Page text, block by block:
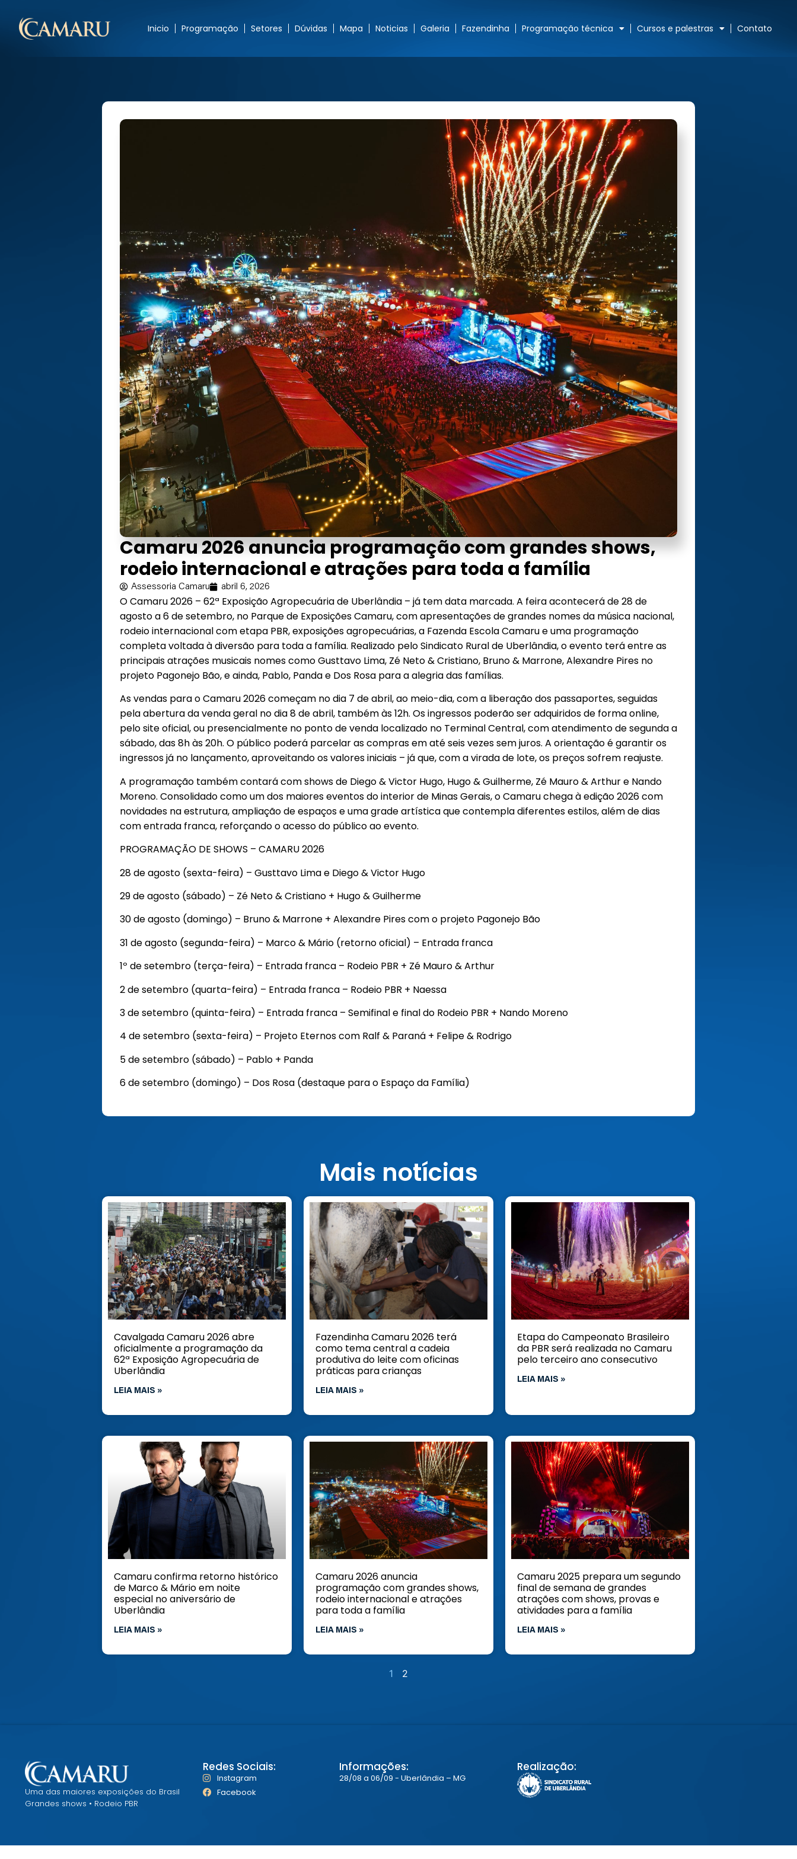
Inicio Programação Setores Dúvidas Mapa Noticias Galeria Fazendinha Programação técnica Cursos e palestras Contato
Camaru 2026 anuncia programação com grandes shows,
rodeio internacional e atrações para toda a família
Assessoria Camaru abril 6, 2026
O Camaru 2026 – 62ª Exposição Agropecuária de Uberlândia – já tem data marcada. A feira acontecerá de 28 de
agosto a 6 de setembro, no Parque de Exposições Camaru, com apresentações de grandes nomes da música nacional,
rodeio internacional com etapa PBR, exposições agropecuárias, a Fazenda Escola Camaru e uma programação
completa voltada à diversão para toda a família. Realizado pelo Sindicato Rural de Uberlândia, o evento terá entre as
principais atrações musicais nomes como Gusttavo Lima, Zé Neto & Cristiano, Bruno & Marrone, Alexandre Pires no
projeto Pagonejo Bão, e ainda, Pablo, Panda e Dos Rosa para a alegria das famílias.
As vendas para o Camaru 2026 começam no dia 7 de abril, ao meio-dia, com a liberação dos passaportes, seguidas
pela abertura da venda geral no dia 8 de abril, também às 12h. Os ingressos poderão ser adquiridos de forma online,
pelo site oficial, ou presencialmente no ponto de venda localizado no Terminal Central, com atendimento de segunda a
sábado, das 8h às 20h. O público poderá parcelar as compras em até seis vezes sem juros. A orientação é garantir os
ingressos já no lançamento, aproveitando os valores iniciais – já que, com a virada de lote, os preços sofrem reajuste.
A programação também contará com shows de Diego & Victor Hugo, Hugo & Guilherme, Zé Mauro & Arthur e Nando
Moreno. Consolidado como um dos maiores eventos do interior de Minas Gerais, o Camaru chega à edição 2026 com
novidades na estrutura, ampliação de espaços e uma grade artística que contempla diferentes estilos, além de dias
com entrada franca, reforçando o acesso do público ao evento.
PROGRAMAÇÃO DE SHOWS – CAMARU 2026
28 de agosto (sexta-feira) – Gusttavo Lima e Diego & Victor Hugo
29 de agosto (sábado) – Zé Neto & Cristiano + Hugo & Guilherme
30 de agosto (domingo) – Bruno & Marrone + Alexandre Pires com o projeto Pagonejo Bão
31 de agosto (segunda-feira) – Marco & Mário (retorno oficial) – Entrada franca
1º de setembro (terça-feira) – Entrada franca – Rodeio PBR + Zé Mauro & Arthur
2 de setembro (quarta-feira) – Entrada franca – Rodeio PBR + Naessa
3 de setembro (quinta-feira) – Entrada franca – Semifinal e final do Rodeio PBR + Nando Moreno
4 de setembro (sexta-feira) – Projeto Eternos com Ralf & Paraná + Felipe & Rodrigo
5 de setembro (sábado) – Pablo + Panda
6 de setembro (domingo) – Dos Rosa (destaque para o Espaço da Família)
Mais notícias
Cavalgada Camaru 2026 abre
oficialmente a programação da
62ª Exposição Agropecuária de
Uberlândia
LEIA MAIS »
Fazendinha Camaru 2026 terá
como tema central a cadeia
produtiva do leite com oficinas
práticas para crianças
LEIA MAIS »
Etapa do Campeonato Brasileiro
da PBR será realizada no Camaru
pelo terceiro ano consecutivo
LEIA MAIS »
Camaru confirma retorno histórico
de Marco & Mário em noite
especial no aniversário de
Uberlândia
LEIA MAIS »
Camaru 2026 anuncia
programação com grandes shows,
rodeio internacional e atrações
para toda a família
LEIA MAIS »
Camaru 2025 prepara um segundo
final de semana de grandes
atrações com shows, provas e
atividades para a família
LEIA MAIS »
1 2
Uma das maiores exposições do Brasil
Grandes shows • Rodeio PBR
Redes Sociais:
Instagram
Facebook
Informações:
28/08 a 06/09 - Uberlândia – MG
Realização: